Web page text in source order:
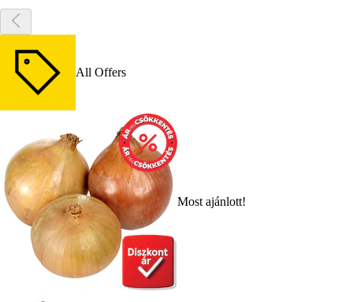
All Offers
Most ajánlott!